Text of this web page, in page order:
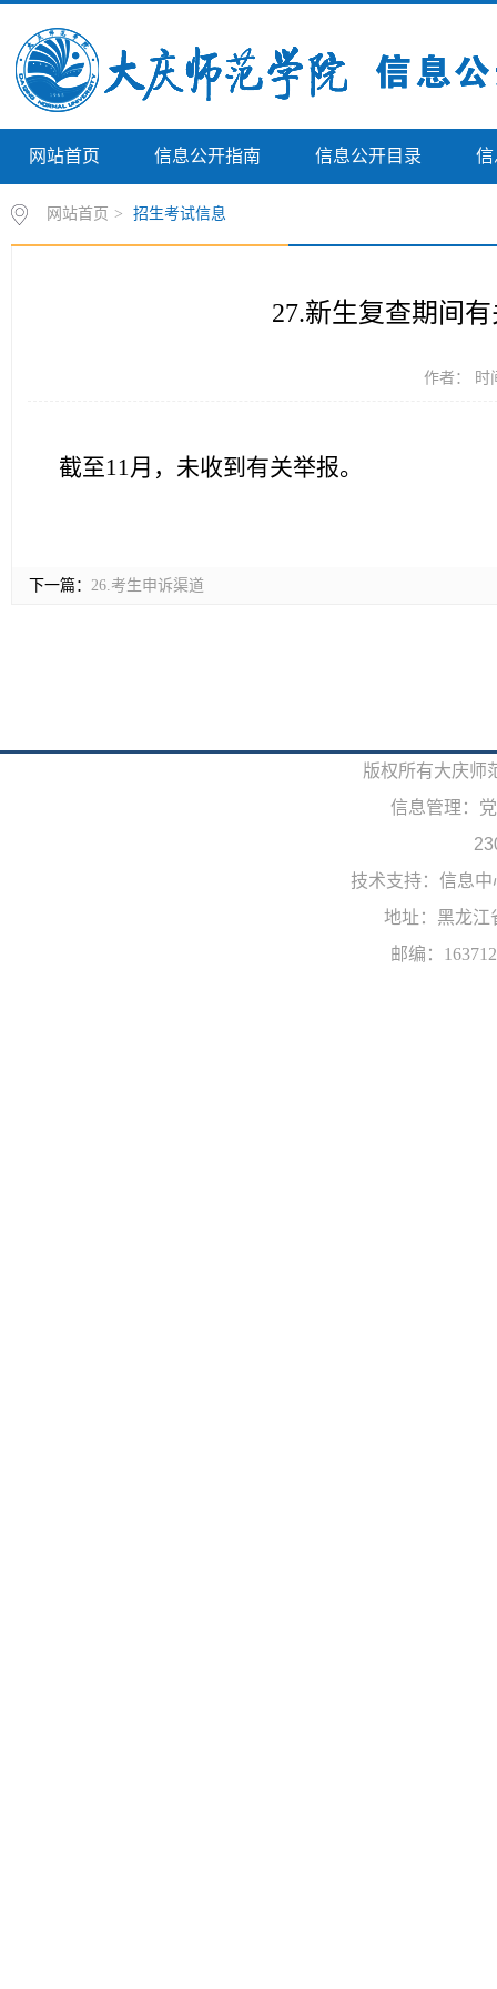
网站首页 信息公开指南 信息公开目录
网站首页 > 招生考试信息
27.新生复查期间
作者： 时
截至11月，未收到有关举报。
下一篇： 26.考生申诉渠道
版权所有大庆师
信息管理：
技术支持：信息
地址：黑龙江
邮编：